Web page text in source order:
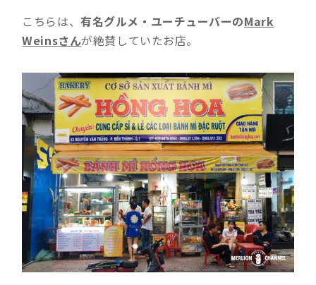
こちらは、有名グルメ・ユーチューバーのMark
Weinsさんが絶賛していたお店。